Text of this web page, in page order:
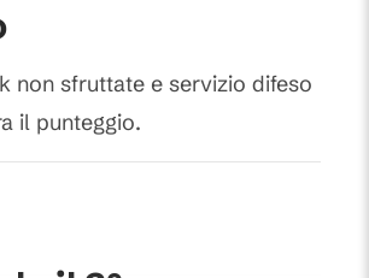
non sfruttate e servizio difeso
il punteggio.